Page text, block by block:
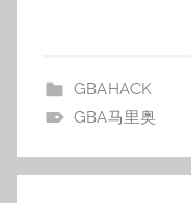
GBAHACK
GBA马里奥